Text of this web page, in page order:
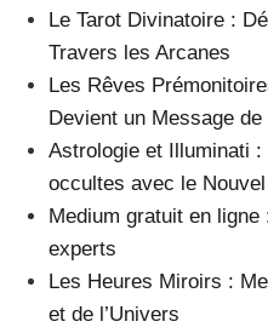
Le Tarot Divinatoire :
Travers les Arcanes
Les Rêves
Devient un Message de
Astrologie et Illuminati
occultes avec le
Medium gratuit en
experts
Les Heures Miroirs :
et de l’Univers